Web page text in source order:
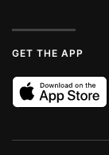
GET THE APP